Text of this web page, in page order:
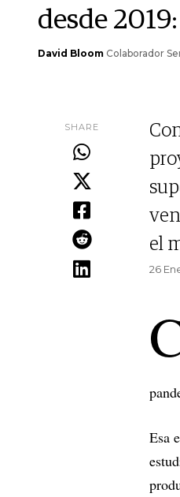
desde
David Bloom Colaborador
SHARE
el
26
Esa